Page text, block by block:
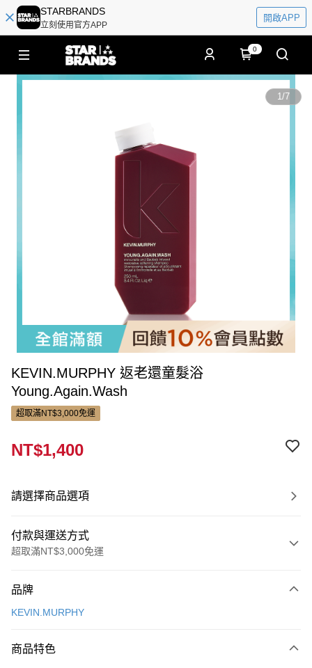
STARBRANDS
立刻使用官方APP
開啟APP
0
1/7
KEVIN.MURPHY 返老還童髮浴
Young.Again.Wash
超取滿NT$3,000免運
NT$1,400
請選擇商品選項
付款與運送方式
超取滿NT$3,000免運
信用卡一次付款
Apple Pay
品牌
KEVIN.MURPHY
商品特色